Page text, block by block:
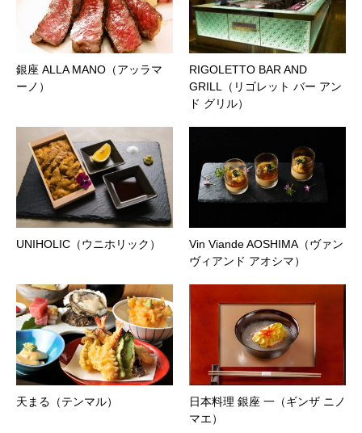
銀座 ALLA MANO（アッラマ
ーノ）
RIGOLETTO BAR AND
GRILL（リゴレット バー アン
ド グリル）
UNIHOLIC（ウニホリック）
Vin Viande AOSHIMA（ヴァン
ヴィアンド アオシマ）
天まる（テンマル）
日本料理 銀座 一（ギンザ ニノ
マエ）